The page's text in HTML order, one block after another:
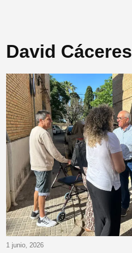
David Cáceres
1 junio, 2026